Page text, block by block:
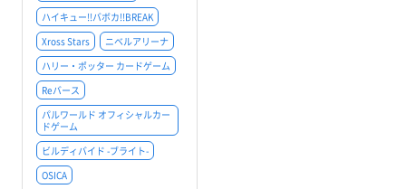
ハイキュー!!バボカ!!BREAK
Xross Stars
ニベルアリーナ
ハリー・ポッター カードゲーム
Reバース
パルワールド オフィシャルカー
ドゲーム
ビルディバイド -ブライト-
OSICA